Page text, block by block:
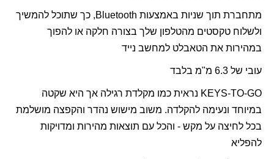
מתחברת תוך שניות באמצעות Bluetooth, כך שתוכל להמשיך
ולשלוח טקסטים מהטלפון שלך בצורה חלקה או להפוך
במהירות את הטאבלט למחשב נייד
עובי של 6.3 מ"מ בלבד
KEYS-TO-GO נראית כמו מקלדת רגילה אך היא שקטה
במיוחד ונעימה להקלדה. משוב מישוש נהדר והקפצה מושלמת
בכל לחיצה על מקש - והכל עם תוצאות מהירות ומדויקות
להפליא